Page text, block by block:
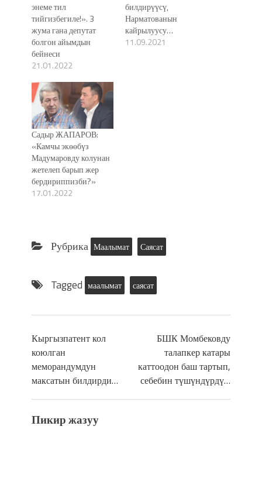
энеме тил
тийгизбегиле!». 3
жума гана депутат
болгон айымдын
бейнеси
21.01.2022
билдирүүсү,
Нарматованын
кайрылуусу…
11.09.2021
Садыр ЖАПАРОВ:
«Камчы экөөбүз
Мадумаровду колунан
жетелеп барып жер
бердириппизби?»
17.01.2022
Рубрика Маалымат Саясат
Tagged маалымат саясат
Кыргызпатент кол
коюлган
меморандумдун
максатын билдирди…
БШК Момбековду
талапкер катары
каттоодон баш тартып,
себебин түшүндүрдү…
Пикир жазуу